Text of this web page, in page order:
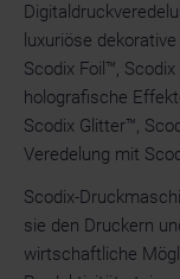
luxuriöse
Scodix Foil™,
holografische
Scodix Glitter™,
Veredelung mit
Scodix-
sie den Druckern
wirtschaftliche